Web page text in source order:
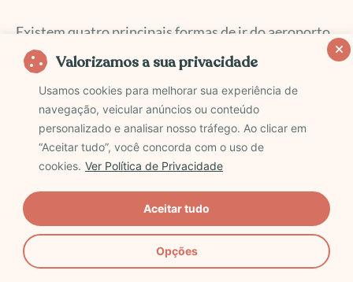
Valorizamos a sua privacidade
Usamos cookies para melhorar sua experiência de
navegação, veicular anúncios ou conteúdo
personalizado e analisar nosso tráfego. Ao clicar em
“Aceitar tudo”, você concorda com o uso de
cookies. Ver Política de Privacidade
Opções
Aceitar tudo
Existem quatro principais formas de ir do aeroporto
de El Calafate até a cidade de mesmo nome, confira
abaixo:
Transfer no aeroporto de El Calafate(minha
indicação!)
Na minha opinião, se você não tem a intenção de
alugar um carro, a melhor forma de chegar do
aeroporto de El Calafate até a cidade é reservando
um transfer antecipadamente. Dessa forma, você